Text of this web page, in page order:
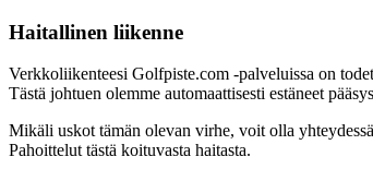
Haitallinen liikenne
Verkkoliikenteesi Golfpiste.com -palveluissa on
Tästä johtuen olemme automaattisesti estäneet
Mikäli uskot tämän olevan virhe, voit olla
Pahoittelut tästä koituvasta haitasta.